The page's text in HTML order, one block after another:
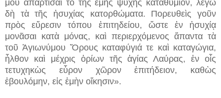
μου ἀπαρτίσαι τὸ τῆς ἐμῆς ψυχῆς καταθύμιον, λέγω
δὴ τὰ τῆς ἡσυχίας κατορθώματα. Πορευθεὶς γοῦν
πρὸς εὕρεσιν τόπου ἐπιτηδείου, ὥστε ἐν ἡσυχίᾳ
μονᾶσαι κατὰ μόνας, καὶ περιερχόμενος ἅπαντα τὰ
τοῦ Ἁγιωνύμου Ὄρους καταφύγιά τε καὶ καταγώγια,
ἦλθον καὶ μέχρις ὁρίων τῆς ἁγίας Λαύρας, ἐν οἶς
τετυχηκὼς εὗρον χῶρον ἐπιτήδειον, καθὼς
ἐβουλόμην, εἰς ἐμὴν οἴκησιν».